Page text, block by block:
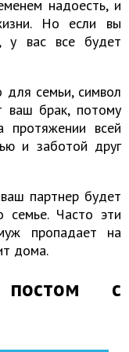
надоесть, и
Но если вы
у вас все будет
для семьи, символ
ваш брак, потому
всей
и заботой друг
партнер будет
Часто эти
пропадает на
дома.
постом с